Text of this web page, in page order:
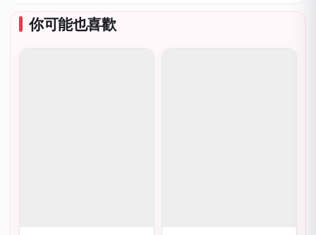
你可能也喜歡